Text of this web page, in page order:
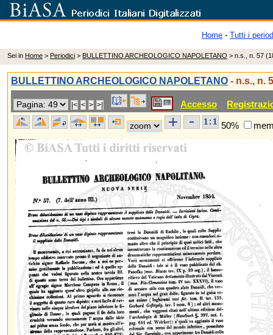
Home - Tutti i
Sei in Home > Periodici > BULLETTINO ARCHEOLOGICO NAPOLETANO > n.s., n. 57
BULLETTINO ARCHEOLOGICO NAPOLETANO - n.s., n.
Accesso
50%